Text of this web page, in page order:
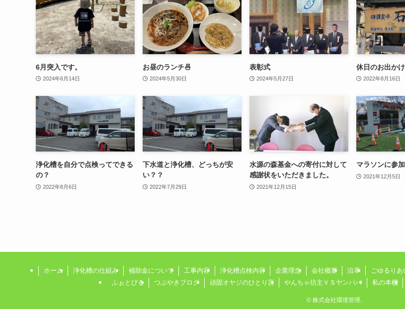
6月突入です。
2024年6月14日
お昼のランチ🍜
2024年5月30日
表彰式
2024年5月27日
休日のお出かけ
2022年8月16日
浄化槽を自分で点検ってできる
の？
2022年8月6日
下水道と浄化槽、どっちが安
い？？
2022年7月29日
水源の森基金への寄付に対して
感謝状をいただきました。
2021年12月15日
マラソンに参
2021年12月5日
ホーム 浄化槽の仕組み 補助金について 工事内容 浄化槽点検内容 企業理念 会社概要 沿革 ごゆるりあ
ふぉとびる
つぶやきブログ 頑固オヤジのひとり言 やんちゃ坊主ＶＳヤンパパ 私の本棚
©株式会社環境管理.